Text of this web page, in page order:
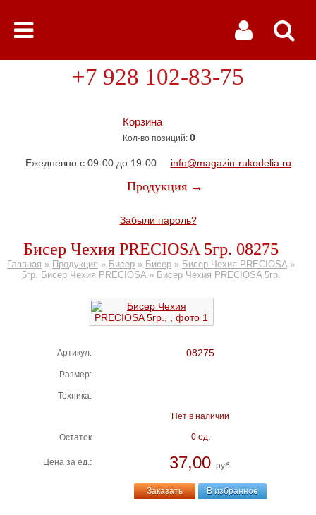
Корзина
Кол-во позиций: 0
+7 928 102-83-75
Ежедневно с 09-00 до 19-00 info@magazin-rukodelia.ru
Продукция →
Забыли пароль?
Бисер Чехия PRECIOSA 5гр. 08275
Главная » Продукция » Бисер » Бисер » Бисер Чехия PRECIOSA»
5гр. Бисер Чехия PRECIOSA » Бисер Чехия PRECIOSA 5гр.
Артикул: 08275
Размер:
Техника:
Нет в наличии
Остаток 0 ед.
Цена за ед.: 37,00 руб.
Заказать В избранное